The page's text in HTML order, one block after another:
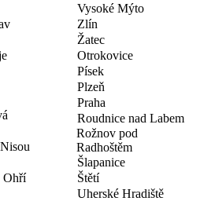
Vysoké Mýto
Zlín
Žatec
Ohří
Otrokovice
Písek
Plzeň
Praha
Roudnice nad Labem
Rožnov pod
Radhoštěm
Šlapanice
Štětí
Uherské Hradiště